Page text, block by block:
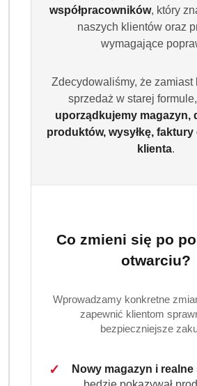
(0)
Persil Żel Koncentrat do
2 x 1,3 L 130 prań (DE)
Persil Żel Koncentrat do Prania
to wydajny detergent do tkanin
współpracowników, który
naszych klientów oraz
wymagające
Zdecydowaliśmy, że zamiast
sprzedaż w starej formule,
uporządkujemy magazyn,
produktów, wysyłkę, faktury
klienta.
Co zmieni się po
otwarciu?
Wprowadzamy konkretne
zapewnić klientom
bezpieczniejsze
✓ Nowy magazyn i realne